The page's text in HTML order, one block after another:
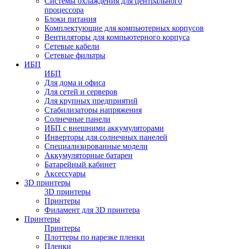
процессора
Блоки питания
Комплектующие для компьютерных корпусов
Вентиляторы для компьютерного корпуса
Сетевые кабели
Сетевые фильтры
ИБП
ИБП
Для дома и офиса
Для сетей и серверов
Для крупных предприятий
Стабилизаторы напряжения
Солнечные панели
ИБП с внешними аккумуляторами
Инверторы для солнечных панелей
Специализированные модели
Аккумуляторные батареи
Батарейный кабинет
Аксессуары
3D принтеры
3D принтеры
Принтеры
Филамент для 3D принтера
Принтеры
Принтеры
Плоттеры по нарезке пленки
Пленки